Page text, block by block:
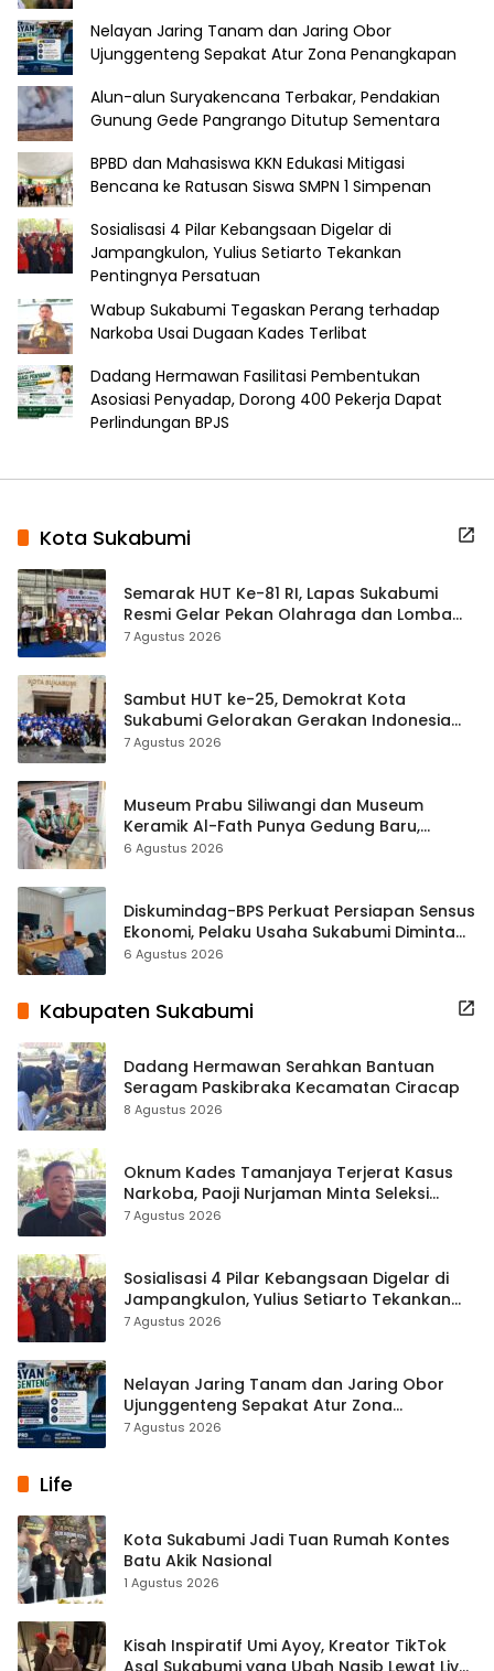
Nelayan Jaring Tanam dan Jaring Obor
Ujunggenteng Sepakat Atur Zona Penangkapan
Alun-alun Suryakencana Terbakar, Pendakian
Gunung Gede Pangrango Ditutup Sementara
BPBD dan Mahasiswa KKN Edukasi Mitigasi
Bencana ke Ratusan Siswa SMPN 1 Simpenan
Sosialisasi 4 Pilar Kebangsaan Digelar di
Jampangkulon, Yulius Setiarto Tekankan
Pentingnya Persatuan
Wabup Sukabumi Tegaskan Perang terhadap
Narkoba Usai Dugaan Kades Terlibat
Dadang Hermawan Fasilitasi Pembentukan
Asosiasi Penyadap, Dorong 400 Pekerja Dapat
Perlindungan BPJS
Kota Sukabumi
Semarak HUT Ke-81 RI, Lapas Sukabumi
Resmi Gelar Pekan Olahraga dan Lomba
Tradisional
7 Agustus 2026
Sambut HUT ke-25, Demokrat Kota
Sukabumi Gelorakan Gerakan Indonesia
ASRI Lewat Aksi Bersih Masjid Agung
7 Agustus 2026
Museum Prabu Siliwangi dan Museum
Keramik Al-Fath Punya Gedung Baru,
Hampir 500 Koleksi Dipisahkan
6 Agustus 2026
Diskumindag-BPS Perkuat Persiapan Sensus
Ekonomi, Pelaku Usaha Sukabumi Diminta
Terbuka Beri Data
6 Agustus 2026
Kabupaten Sukabumi
Dadang Hermawan Serahkan Bantuan
Seragam Paskibraka Kecamatan Ciracap
8 Agustus 2026
Oknum Kades Tamanjaya Terjerat Kasus
Narkoba, Paoji Nurjaman Minta Seleksi
Calon Kades Diperketat
7 Agustus 2026
Sosialisasi 4 Pilar Kebangsaan Digelar di
Jampangkulon, Yulius Setiarto Tekankan
Pentingnya Persatuan
7 Agustus 2026
Nelayan Jaring Tanam dan Jaring Obor
Ujunggenteng Sepakat Atur Zona
Penangkapan
7 Agustus 2026
Life
Kota Sukabumi Jadi Tuan Rumah Kontes
Batu Akik Nasional
1 Agustus 2026
Kisah Inspiratif Umi Ayoy, Kreator TikTok
Asal Sukabumi yang Ubah Nasib Lewat Live